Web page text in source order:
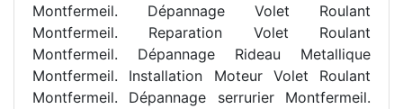
Montfermeil. Dépannage Volet Roulant
Montfermeil. Reparation Volet Roulant
Montfermeil. Dépannage Rideau Metallique
Montfermeil. Installation Moteur Volet Roulant
Montfermeil. Dépannage serrurier Montfermeil.